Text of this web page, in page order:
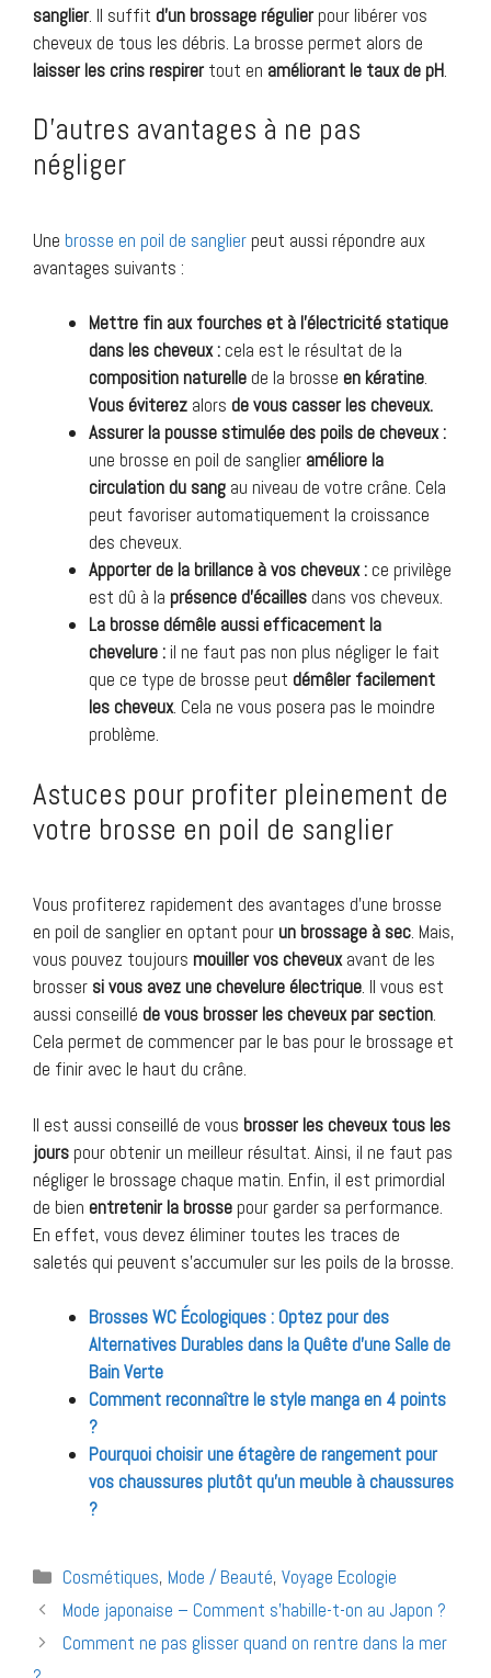
sanglier. Il suffit d’un brossage régulierpour libérer vos
cheveux de tous les débris. La brosse permet alors de
laisser les crins respirertout en améliorant le taux de pH.
D’autres avantages à ne pas
négliger
Une brosse en poil de sanglier peut aussi répondre aux
avantages suivants :
Mettre fin aux fourches et à l’électricité statique
dans les cheveux : cela est le résultat de la
composition naturelle de la brosse en kératine.
Vous éviterez alors de vous casser les cheveux.
Assurer la pousse stimulée des poils de cheveux :
une brosse en poil de sanglier améliore la
circulation du sang au niveau de votre crâne. Cela
peut favoriser automatiquement la croissance
des cheveux.
Apporter de la brillance à vos cheveux : ce privilège
est dû à la présence d’écailles dans vos cheveux.
La brosse démêle aussi efficacement la
chevelure : il ne faut pas non plus négliger le fait
que ce type de brosse peut démêler facilement
les cheveux. Cela ne vous posera pas le moindre
problème.
Astuces pour profiter pleinement de
votre brosse en poil de sanglier
Vous profiterez rapidement des avantages d’une brosse
en poil de sanglier en optant pour un brossage à sec. Mais,
vous pouvez toujours mouillervos cheveuxavant de les
brosser sivous avez une chevelure électrique. Il vous est
aussi conseillé de vous brosser les cheveux par section.
Cela permet de commencer par le bas pour le brossage et
de finir avec le haut du crâne.
Il est aussi conseillé de vous brosser les cheveux tous les
jours pour obtenir un meilleur résultat. Ainsi, il ne faut pas
négliger le brossage chaque matin. Enfin, il est primordial
de bien entretenir la brosse pour garder sa performance.
En effet, vous devez éliminer toutes les traces de
saletés qui peuvent s’accumuler sur les poils de la brosse.
Brosses WC Écologiques : Optez pour des
Alternatives Durables dans la Quête d’une Salle de
Bain Verte
Comment reconnaître le style manga en 4 points
?
Pourquoi choisir une étagère de rangement pour
vos chaussures plutôt qu’un meuble à chaussures
?
Catégories
Cosmétiques, Mode / Beauté,Voyage Ecologie
Navigation
des
Mode japonaise – Comment s’habille-t-on au Japon ?
Comment ne pas glisser quand on rentre dans la mer